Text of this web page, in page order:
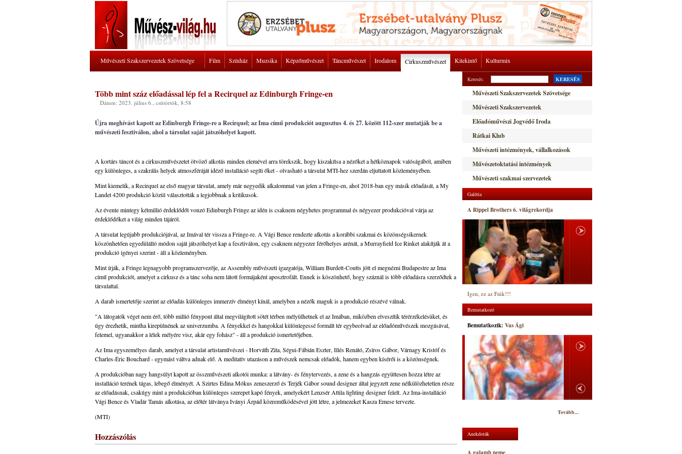
Művészeti Szakszervezetek Szövetsége Film Színház Muzsika Képzőművészet Táncművészet Irodalom Cirkuszművészet Kitekintő Kulturmix
Több mint száz előadással lép fel a Recirquel az Edinburgh Fringe-en
Dátum: 2023. július 6., csütörtök, 8:58
Újra meghívást kapott az Edinburgh Fringe-re a Recirquel; az Ima című produkciót augusztus 4. és 27. között 112-szer mutatják be a
művészeti fesztiválon, ahol a társulat saját játszóhelyet kapott.
A kortárs táncot és a cirkuszművészetet ötvöző alkotás minden elemével arra törekszik, hogy kiszakítsa a nézőket a hétköznapok valóságából, amiben
egy különleges, a szakrális helyek atmoszféráját idéző installáció segíti őket - olvasható a társulat MTI-hez szerdán eljuttatott közleményében.
Mint kiemelik, a Recirquel az első magyar társulat, amely már negyedik alkalommal van jelen a Fringe-en, ahol 2018-ban egy másik előadását, a My
Landet 4200 produkció közül választották a legjobbnak a kritikusok.
Az évente mintegy kétmillió érdeklődőt vonzó Edinburgh Fringe az idén is csaknem négyhetes programmal és négyezer produkcióval várja az
érdeklődőket a világ minden tájáról.
A társulat legújabb produkciójával, az Imával tér vissza a Fringe-re. A Vági Bence rendezte alkotás a korábbi szakmai és közönségsikernek
köszönhetően egyedülálló módon saját játszóhelyet kap a fesztiválon, egy csaknem négyezer férőhelyes arénát, a Murrayfield Ice Rinket alakítják át a
produkció igényei szerint - áll a közleményben.
Mint írják, a Fringe legnagyobb programszervezője, az Assembly művészeti igazgatója, William Burdett-Coutts jött el megnézni Budapestre az Ima
című produkciót, amelyet a cirkusz és a tánc soha nem látott formájaként aposztrofált. Ennek is köszönhető, hogy száznál is több előadásra szerződtek a
társulattal.
A darab ismertetője szerint az előadás különleges immerzív élményt kínál, amelyben a nézők maguk is a produkció részévé válnak.
"A látogatók véget nem érő, több millió fénypont által megvilágított sötét térben mélyülhetnek el az Imában, miközben elveszítik térérzékelésüket, és
úgy érezhetik, mintha kirepülnének az univerzumba. A fényekkel és hangokkal különlegessé formált tér egybeolvad az előadóművészek mozgásával,
felemel, ugyanakkor a lélek mélyére visz, akár egy fohász" - áll a produkció ismertetőjében.
Az Ima egyszemélyes darab, amelyet a társulat artistaművészei - Horváth Zita, Ségui-Fábián Eszter, Illés Renátó, Zsíros Gábor, Várnagy Kristóf és
Charles-Éric Bouchard - egymást váltva adnak elő. A meditatív utazáson a művészek nemcsak előadók, hanem egyben kísérői is a közönségnek.
A produkcióban nagy hangsúlyt kapott az összművészeti alkotói munka: a látvány- és fénytervezés, a zene és a hangzás együttesen hozza létre az
installáció terének tágas, lebegő élményét. A Szirtes Edina Mókus zeneszerző és Terjék Gábor sound designer által jegyzett zene nélkülözhetetlen része
az előadásnak, csakúgy mint a produkcióban különleges szerepet kapó fények, amelyekért Lenzsér Attila lighting designer felelt. Az Ima-installáció
Vági Bence és Vladár Tamás alkotása, az előtér látványa Iványi Árpád közreműködésével jött létre, a jelmezeket Kasza Emese tervezte.
(MTI)
Hozzászólás
Keresés: KERESÉS
Művészeti Szakszervezetek Szövetsége
Művészeti Szakszervezetek
Előadóművészi Jogvédő Iroda
Rátkai Klub
Művészeti intézmények, vállalkozások
Művészetoktatási intézmények
Művészeti szakmai szervezetek
Galéria
A Rippel Brothers 6. világrekordja
Igen, ez az Fiúk!!!
Bemutatkozó
Bemutatkozik: Vas Ági
Tovább...
Anekdoták